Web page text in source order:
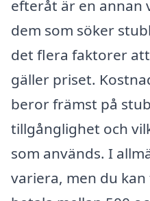
efteråt är en annan
dem som söker
det flera faktorer
gäller priset.
beror främst på
tillgånglighet och
som används. I
variera, men du